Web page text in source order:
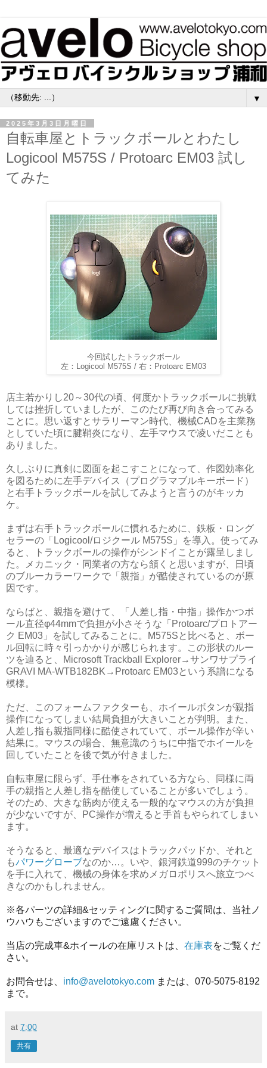
▼
2025年3月3日月曜日
自転車屋とトラックボールとわたし
Logicool M575S / Protoarc EM03 試し
てみた
今回試したトラックボール
左：Logicool M575S / 右：Protoarc EM03
店主若かりし20～30代の頃、何度かトラックボールに挑戦
しては挫折していましたが、このたび再び向き合ってみる
ことに。思い返すとサラリーマン時代、機械CADを主業務
としていた頃に腱鞘炎になり、左手マウスで凌いだことも
ありました。
久しぶりに真剣に図面を起こすことになって、作図効率化
を図るために左手デバイス（プログラマブルキーボード）
と右手トラックボールを試してみようと言うのがキッカ
ケ。
まずは右手トラックボールに慣れるために、鉄板・ロング
セラーの「Logicool/ロジクール M575S」を導入。使ってみ
ると、トラックボールの操作がシンドイことが露呈しまし
た。メカニック・同業者の方なら頷くと思いますが、日頃
のブルーカラーワークで「親指」が酷使されているのが原
因です。
ならばと、親指を避けて、「人差し指・中指」操作かつボ
ール直径φ44mmで負担が小さそうな「Protoarc/プロトアー
ク EM03」を試してみることに。M575Sと比べると、ボー
ル回転に時々引っかかりが感じられます。この形状のルー
ツを辿ると、Microsoft Trackball Explorer→サンワサプライ
GRAVI MA-WTB182BK→Protoarc EM03という系譜になる
模様。
ただ、このフォームファクターも、ホイールボタンが親指
操作になってしまい結局負担が大きいことが判明。また、
人差し指も親指同様に酷使されていて、ボール操作が辛い
結果に。マウスの場合、無意識のうちに中指でホイールを
回していたことを後で気が付きました。
自転車屋に限らず、手仕事をされている方なら、同様に両
手の親指と人差し指を酷使していることが多いでしょう。
そのため、大きな筋肉が使える一般的なマウスの方が負担
が少ないですが、PC操作が増えると手首もやられてしまい
ます。
そうなると、最適なデバイスはトラックパッドか、それと
もパワーグローブなのか…。いや、銀河鉄道999のチケット
を手に入れて、機械の身体を求めメガロポリスへ旅立つべ
きなのかもしれません。
※各パーツの詳細&セッティングに関するご質問は、当社ノ
ウハウもございますのでご遠慮ください。
当店の完成車&ホイールの在庫リストは、 在庫表をご覧くだ
さい。
お問合せは、 info@avelotokyo.com または、070-5075-8192
まで。
at 7:00
共有